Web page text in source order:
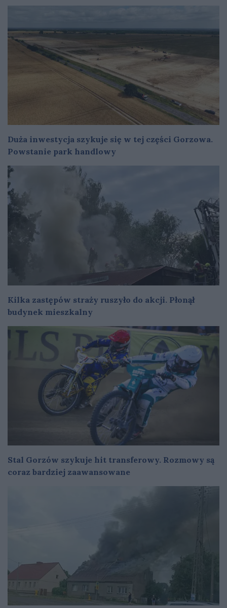
Duża inwestycja szykuje się w tej części Gorzowa.
Powstanie park handlowy
Kilka zastępów straży ruszyło do akcji. Płonął
budynek mieszkalny
Stal Gorzów szykuje hit transferowy. Rozmowy są
coraz bardziej zaawansowane